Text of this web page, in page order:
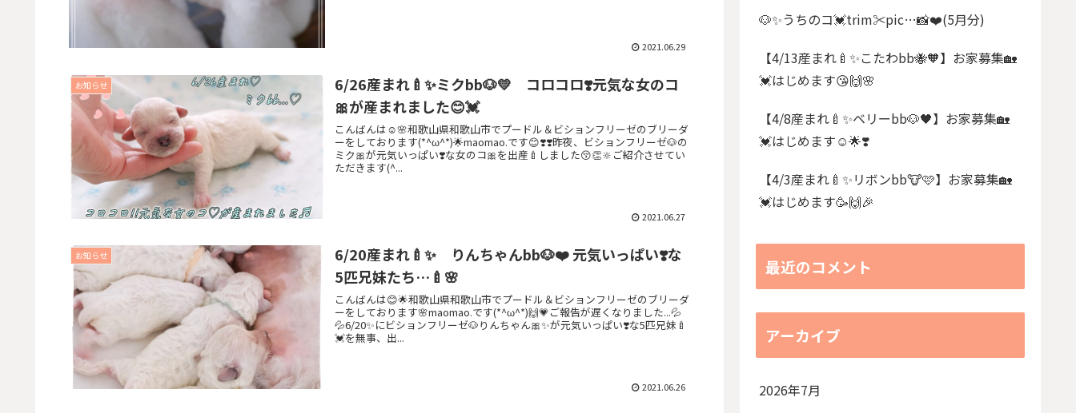
2021.06.29
お知らせ
6/26産まれ🍼✨ミクbb🐶💛 コロコロ❣️元気な女のコ
🎀が産まれました😊💓
こんばんは☺️🌸和歌山県和歌山市でプードル＆ビションフリーゼのブリーダ
ーをしております(*^ω^*)🌟maomao.です😊❣️❣️昨夜、ビションフリーゼ🐶の
ミク🎀が元気いっぱい❣️な女のコ🎀を出産🍼しました😚👏🔆ご紹介させてい
ただきます(^...
2021.06.27
お知らせ
6/20産まれ🍼✨ りんちゃんbb🐶❤️ 元気いっぱい❣️な
5匹兄妹たち…🍼🌸
こんばんは😊🌟和歌山県和歌山市でプードル＆ビションフリーゼのブリーダ
ーをしております🌸maomao.です(*^ω^*)🙌💗ご報告が遅くなりました...💦
💦6/20✨にビションフリーゼ🐶りんちゃん🎀✨が元気いっぱい❣️な5匹兄妹🍼
💓を無事、出...
2021.06.26
🐶✨うちのコ💓trim✂︎pic…📸❤️(5月分)
【4/13産まれ🍼✨こたわbb🐝🧡】お家募集🏡
💓はじめます😘🙌🌸
【4/8産まれ🍼✨ベリーbb🐶🖤】お家募集🏡
💓はじめます☺️🌟❣️
【4/3産まれ🍼✨リボンbb🐮🩷】お家募集🏡
💓はじめます🥳🙌🎉
最近のコメント
アーカイブ
2026年7月